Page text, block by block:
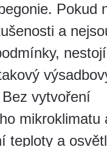
Pokud
a
vytvoření
mikroklimatu
teploty a